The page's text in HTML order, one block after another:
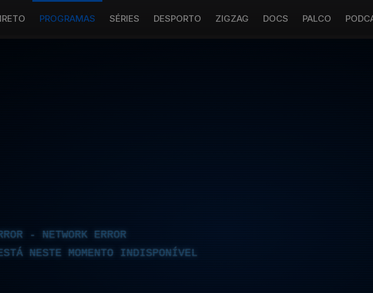
PROGRAMAS SÉRIES DESPORTO ZIGZAG DOCS PALCO
- NETWORK ERROR
NESTE MOMENTO INDISPONÍVEL